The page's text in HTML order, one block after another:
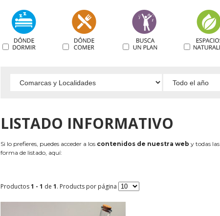
LISTADO INFORMATIVO
Si lo prefieres, puedes acceder a los contenidos de nuestra web y todas las
forma de listado, aquí:
Productos1 - 1 de 1. Products por página